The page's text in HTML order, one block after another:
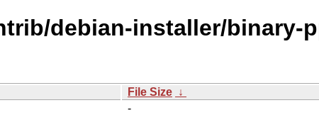
debian-installer/binary-
File Size ↓
-